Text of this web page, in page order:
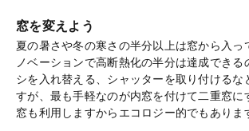
窓を変えよう
夏の暑さや冬の寒さの半分以上は窓から入っ
ノベーションで高断熱化の半分は達成できる
シを入れ替える、シャッターを取り付けるな
すが、最も手軽なのが内窓を付けて二重窓に
窓も利用しますからエコロジー的でもありま